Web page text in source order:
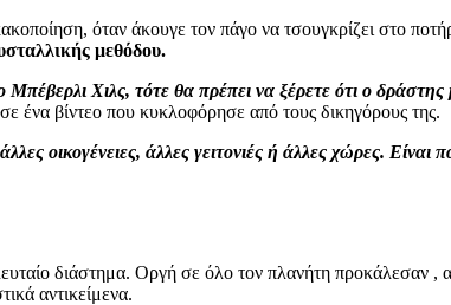
όταν άκουγε τον πάγο να τσουγκρίζει στο
μεθόδου.
Μπέβερλι Χιλς, τότε θα πρέπει να ξέρετε ότι ο
ένα βίντεο που κυκλοφόρησε από τους δικηγόρους της.
οικογένειες, άλλες γειτονιές ή άλλες χώρες. Είναι
διάστημα. Οργή σε όλο τον πλανήτη προκάλεσαν
αντικείμενα.